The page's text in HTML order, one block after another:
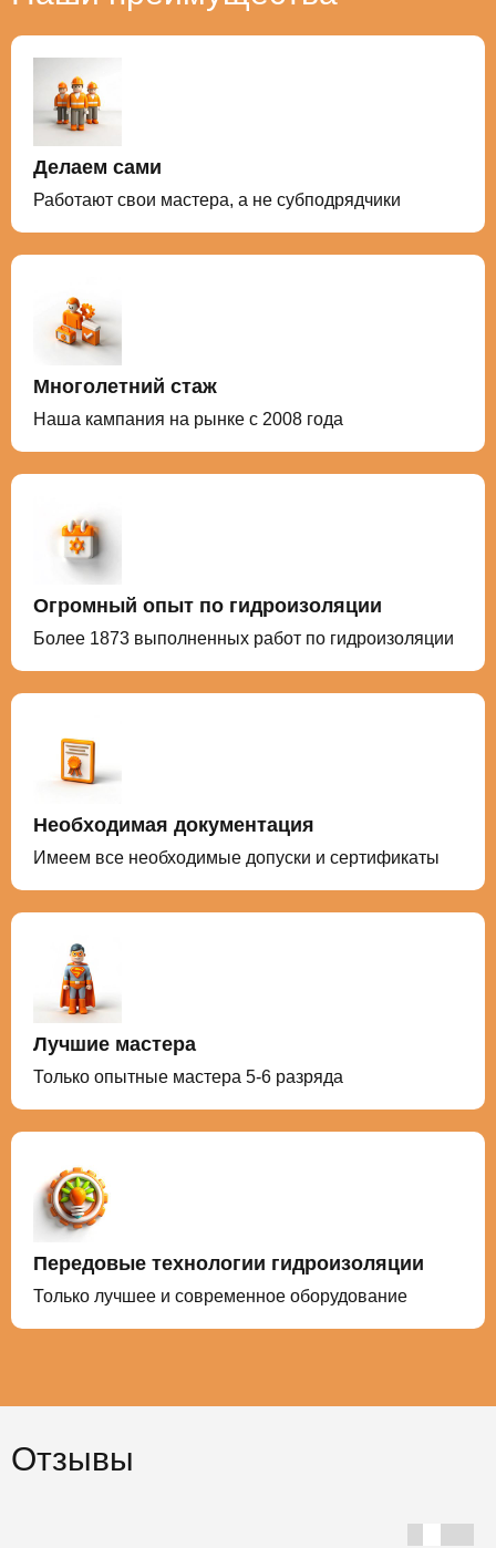
Делаем сами
Работают свои мастера, а не субподрядчики
Многолетний стаж
Наша кампания на рынке с 2008 года
Огромный опыт по гидроизоляции
Более 1873 выполненных работ по гидроизоляции
Необходимая документация
Имеем все необходимые допуски и сертификаты
Лучшие мастера
Только опытные мастера 5-6 разряда
Передовые технологии гидроизоляции
Только лучшее и современное оборудование
Отзывы